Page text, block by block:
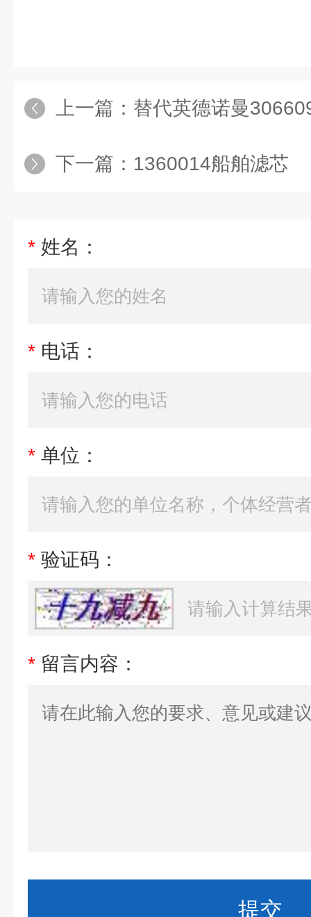
上一篇： 替代英德诺曼
下一篇： 1360014船舶滤芯
* 姓名：
* 电话：
* 单位：
* 验证码：
* 留言内容：